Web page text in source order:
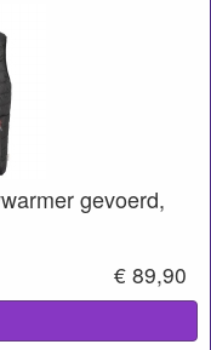
gevoerd,
€ 89,90